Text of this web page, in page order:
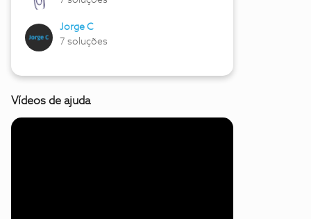
Jorge C
7 soluções
Vídeos de ajuda